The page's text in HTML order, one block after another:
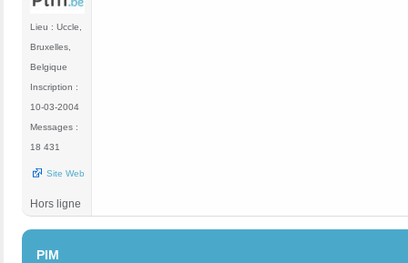
Lieu : Uccle,
Bruxelles,
Belgique
Inscription :
10-03-2004
Messages :
18 431
Site Web
Hors ligne
PIM